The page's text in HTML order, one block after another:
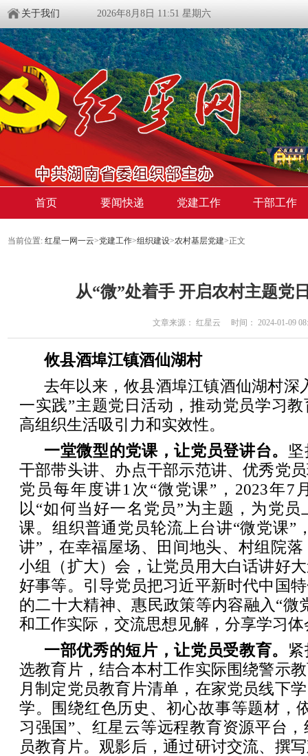
关于我们 2026年8月8日 11:51 星期六
首页 要闻快递 党建工作 干部工作
当前位置: 红星一网一云>党建工作>组织建设>农村基层党建>正文
从“微”处着手 开启农村主题党
文章来源： 红星云 时间： 2024-01-09
攸县酒埠江镇酒仙湖村
去年以来，攸县酒埠江镇酒仙湖村深
一实践”主题党日活动，推动党员学习
高组织生活吸引力和实效性。
一堂微型的党课，让党员登讲台。
干部带头讲、办点干部示范讲、优秀党
党员每年度讲1次“微党课”，2023年7
以“如何当好一名党员”为主题，为党
课。组织普通党员轮流上台讲“微党课”
讲”，在幸福屋场、田间地头、村组院
小组（扩大）会，让党员用大白话讲好
好事等。引导党员把习近平新时代中国
的二十大精神、惠民政策等内容融入“微
和工作实际，交流思想见解，分享学习体
一部优秀的短片，让党员受教育。
选教育片，结合本村工作实际围绕警示
月制定党员教育片清单，在家党员线下
学。围绕红色历史、初心故事等题材，
习强国”、红星云等远程教育资源平台
员教育片。观影后，通过研讨交流、撰